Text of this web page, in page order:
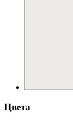
Цвета